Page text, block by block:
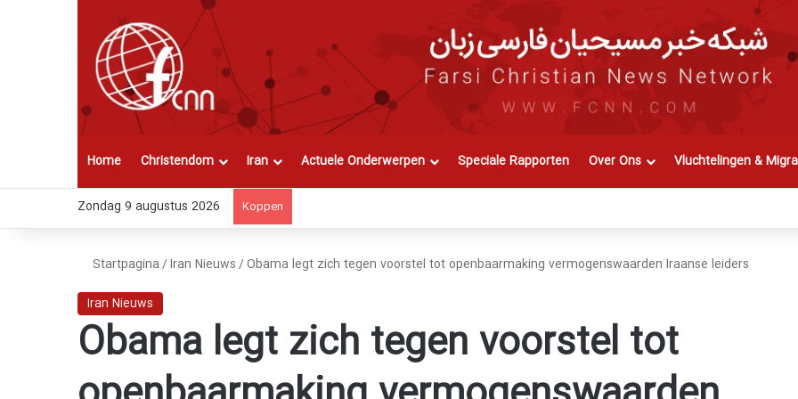
Home Christendom Iran Actuele Onderwerpen Speciale Rapporten Over Ons Vluchtelingen &
Zondag 9 augustus 2026 Koppen
Startpagina/Iran Nieuws/Obama legt zich tegen voorstel tot openbaarmaking vermogenswaarden Iraanse leiders
Iran Nieuws
Obama legt zich tegen voorstel tot